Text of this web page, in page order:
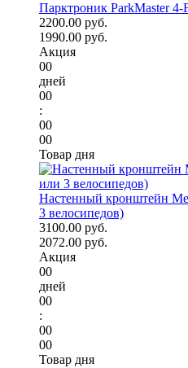
Парктроник ParkMaster 4-
2200.00 руб.
1990.00 руб.
Акция
00
дней
00
:
00
00
Товар дня
Настенный кронштейн
3 велосипедов)
3100.00 руб.
2072.00 руб.
Акция
00
дней
00
:
00
00
Товар дня